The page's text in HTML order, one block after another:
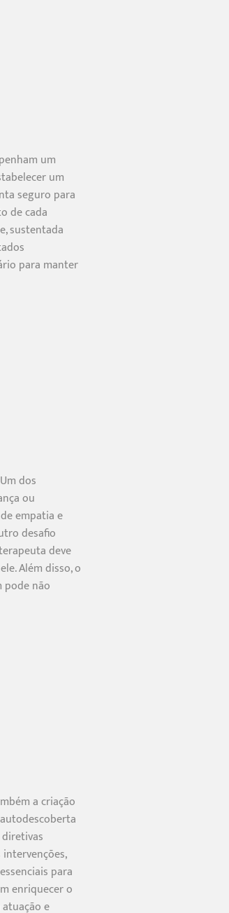
um
um
seguro para
de cada
sustentada
para manter
dos
ou
empatia e
desafio
deve
Além disso, o
pode não
a criação
para
enriquecer o
e